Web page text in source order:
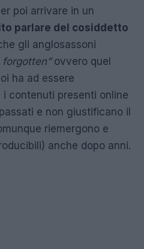
poi arrivare in un
parlare del cosiddetto
gli anglosassoni
forgotten”ovvero quel
ha ad essere
i contenuti presenti online
e non giustificano il
riemergono e
anche dopo anni.